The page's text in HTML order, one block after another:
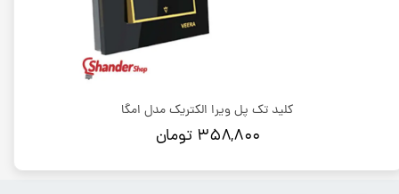
کلید تک پل ویرا الکتریک مدل امگا
۳۵۸,۸۰۰ تومان